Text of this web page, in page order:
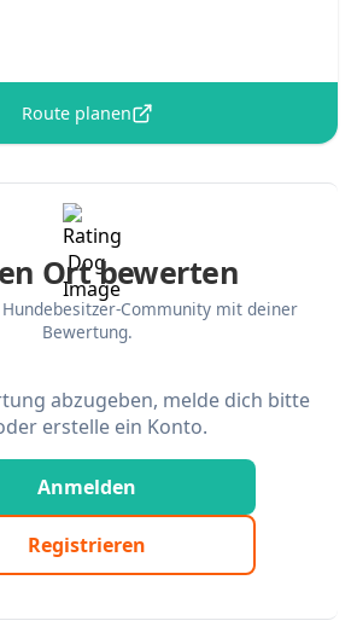
Route planen
Ort bewerten
Community mit deiner
Bewertung.
abzugeben, melde dich bitte
erstelle ein Konto.
Anmelden
Registrieren